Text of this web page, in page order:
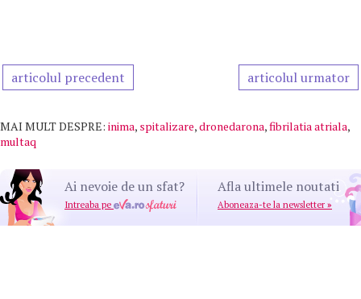
articolul precedent articolul urmator
MAI MULT DESPRE: inima, spitalizare,dronedarona,fibrilatia atriala,
multaq
Ai nevoie de un sfat?
Intreaba pe
Afla ultimele noutati
Aboneaza-te la newsletter »